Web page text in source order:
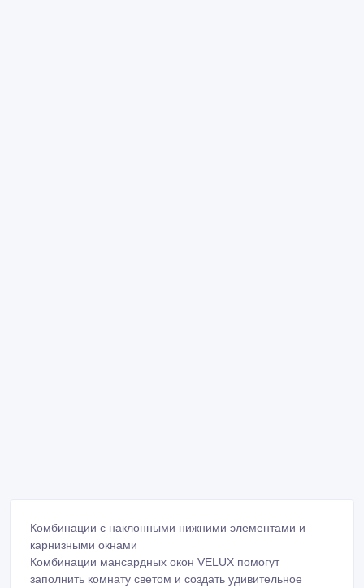
Комбинации с наклонными нижними элементами и
карнизными окнами
Комбинации мансардных окон VELUX помогут
заполнить комнату светом и создать удивительное